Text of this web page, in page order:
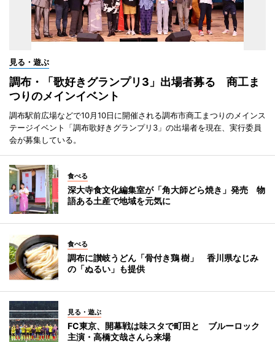
見る・遊ぶ
調布・「歌好きグランプリ3」出場者募る 商工ま
つりのメインイベント
調布駅前広場などで10月10日に開催される調布市商工まつりのメインス
テージイベント「調布歌好きグランプリ3」の出場者を現在、実行委員
会が募集している。
食べる
深大寺食文化編集室が「角大師どら焼き」発売 物
語ある土産で地域を元気に
食べる
調布に讃岐うどん「骨付き鶏 樹」 香川県なじみ
の「ぬるい」も提供
見る・遊ぶ
FC東京、開幕戦は味スタで町田と ブルーロック
主演・高橋文哉さんら来場